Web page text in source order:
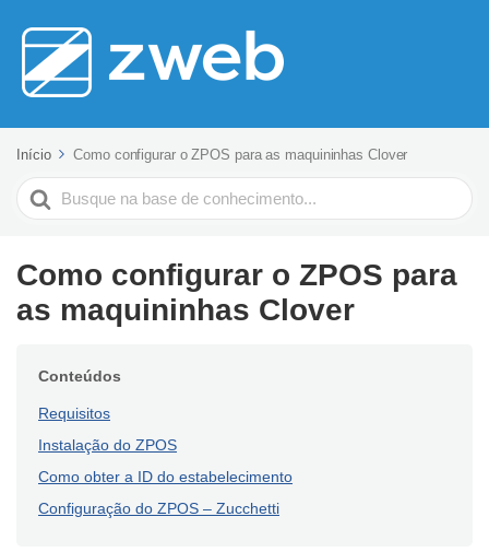
Início Como configurar o ZPOS para as maquininhas Clover
Pesquisar
Como configurar o ZPOS para
as maquininhas Clover
Conteúdos
Requisitos
Instalação do ZPOS
Como obter a ID do estabelecimento
Configuração do ZPOS – Zucchetti